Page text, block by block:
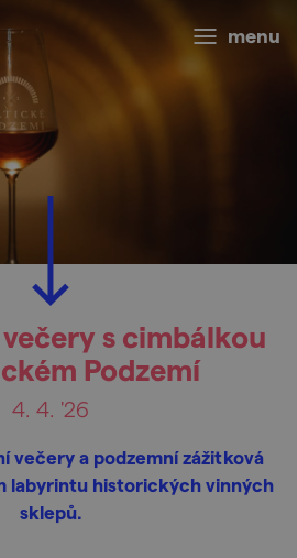
menu
s cimbálkou
Podzemí
4. 4. '26
večery a podzemní zážitková
labyrintu historických vinných
sklepů.